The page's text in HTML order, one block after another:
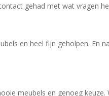
gehad met wat vragen
en heel fijn geholpen. En
meubels en genoeg